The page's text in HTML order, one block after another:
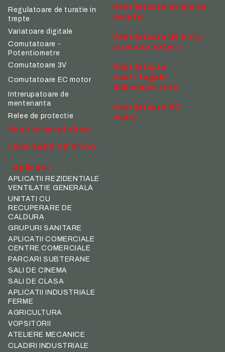
Regulatoare de turatie in
trepte
Variatoare digitale
Comutatoare -
Potentiometre
Comutatoare 3V
Comutatoare EC motor
Intrerupatoare de
mentenanta
Relee de protectie
Ventilatoare axiale de
perete
Ventilatoare de hota
cu motor extern
Ventilatoare
centrifugale
dubluaspirante
Ventilatoare EC
motor
Ventilatoare in linie
LICHIDARE DE STOC
- Aplicatii
APLICATII REZIDENTIALE
VENTILATIE GENERALA
UNITATI CU
RECUPERARE DE
CALDURA
GRUPURI SANITARE
APLICATII COMERCIALE
CENTRE COMERCIALE
PARCARI SUBTERANE
SALI DE CINEMA
SALI DE CLASA
APLICATII INDUSTRIALE
FERME
AGRICULTURA
VOPSITORII
ATELIERE MECANICE
CLADIRI INDUSTRIALE